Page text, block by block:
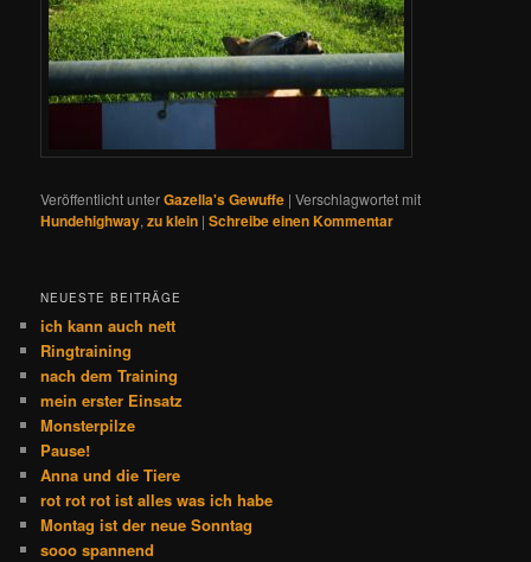
Veröffentlicht unterGazella's Gewuffe |Verschlagwortet mit
Hundehighway,zu klein |Schreibe einen Kommentar
NEUESTE BEITRÄGE
ich kann auch nett
Ringtraining
nach dem Training
mein erster Einsatz
Monsterpilze
Pause!
Anna und die Tiere
rot rot rot ist alles was ich habe
Montag ist der neue Sonntag
sooo spannend